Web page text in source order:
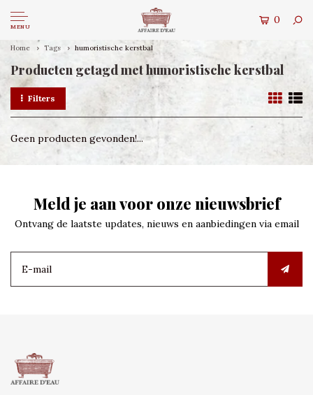
MENU
0
Home Tags humoristische kerstbal
Producten getagd met humoristische kerstbal
Filters
Geen producten gevonden!...
Meld je aan voor onze nieuwsbrief
Ontvang de laatste updates, nieuws en aanbiedingen via email